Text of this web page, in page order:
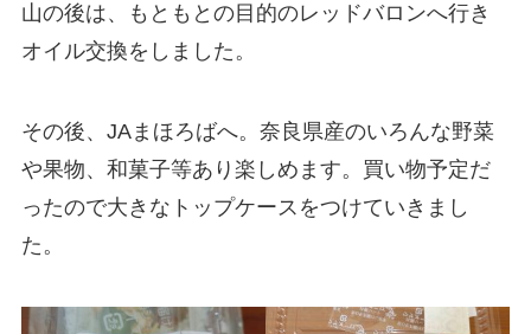
山の後は、もともとの目的のレッドバロンへ行き
オイル交換をしました。
その後、JAまほろばへ。奈良県産のいろんな野菜
や果物、和菓子等あり楽しめます。買い物予定だ
ったので大きなトップケースをつけていきまし
た。